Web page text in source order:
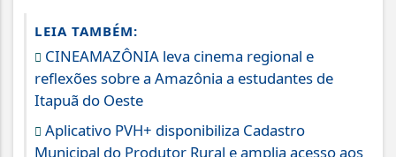
LEIA TAMBÉM:
CINEAMAZÔNIA leva cinema regional e
reflexões sobre a Amazônia a estudantes de
Itapuã do Oeste
Aplicativo PVH+ disponibiliza Cadastro
Municipal do Produtor Rural e amplia acesso aos